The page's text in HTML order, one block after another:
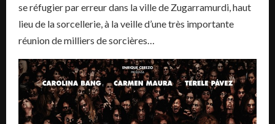
se réfugier par erreur dans la ville de Zugarramurdi, haut
lieu de la sorcellerie, à la veille d’une très importante
réunion de milliers de sorcières…